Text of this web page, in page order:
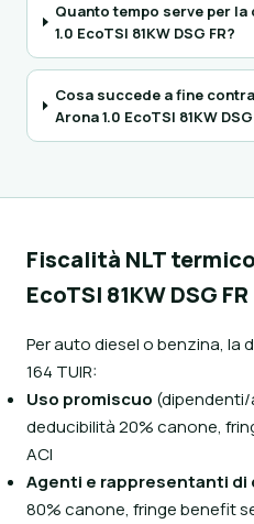
Quanto tempo serve per la
1.0 EcoTSI 81KW DSG FR?
Cosa succede a fine
Arona 1.0 EcoTSI 81KW DSG
Fiscalità NLT
EcoTSI 81KW DSG FR
Per auto diesel o benzina, la
164 TUIR:
Uso promiscuo
deducibilità 20% canone,
ACI
Agenti e rappresentanti di
80% canone, fringe benefit